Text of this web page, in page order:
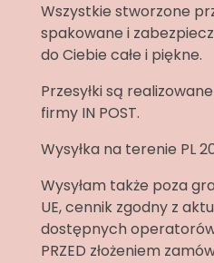
Wszystkie stworzone
spakowane i
do Ciebie całe i piękne.
Przesyłki są
firmy IN POST.
Wysyłka na terenie PL
Wysyłam także poza
UE, cennik zgodny z
dostępnych
PRZED złożeniem